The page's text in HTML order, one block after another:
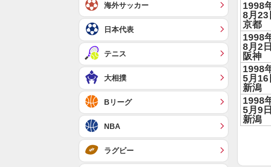
1998
8月23
京都
1998
8月2日
阪神
1998
5月16
新潟
1998
5月9日
新潟
海外サッカー
日本代表
テニス
大相撲
Bリーグ
NBA
ラグビー